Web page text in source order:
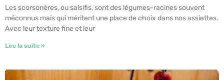
Les scorsonères, ou salsifis, sont des légumes-racines souvent
méconnus mais qui méritent une place de choix dans nos assiettes.
Avec leur texture fine et leur
Lire la suite »